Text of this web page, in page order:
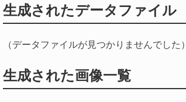
生成されたデータファイル
（データファイルが見つかりませんでした）
生成された画像一覧